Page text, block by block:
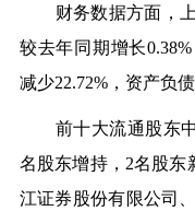
财务数据方面，上
较去年同期增长
减少22.72%，资产负债
前十大流通股东
名股东增持，2名股东
江证券股份有限公司